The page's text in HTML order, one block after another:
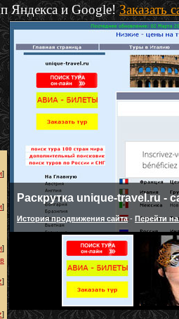
Яндекса и Google!Заказать
www.orlovsky-fun.ru - сайт
Поддержка и продвижение с августа 2012
]
]
]
]
]